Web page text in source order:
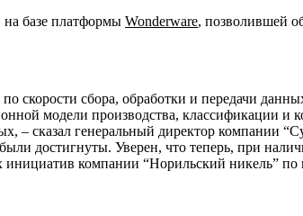
базе платформы Wonderware, позволившей
скорости сбора, обработки и передачи
модели производства, классификации и
– сказал генеральный директор компании
достигнуты. Уверен, что теперь, при
компании “Норильский никель”